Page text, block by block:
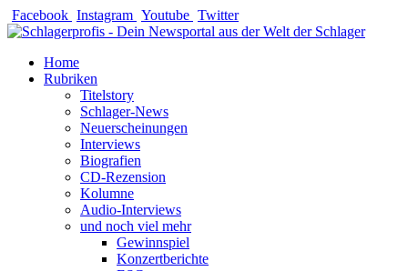
Zum
Inhalt
Facebook Instagram Youtube Twitter
Home
Rubriken
Titelstory
Schlager-News
Neuerscheinungen
Interviews
Biografien
CD-Rezension
Kolumne
Audio-Interviews
und noch viel mehr
Gewinnspiel
Konzertberichte